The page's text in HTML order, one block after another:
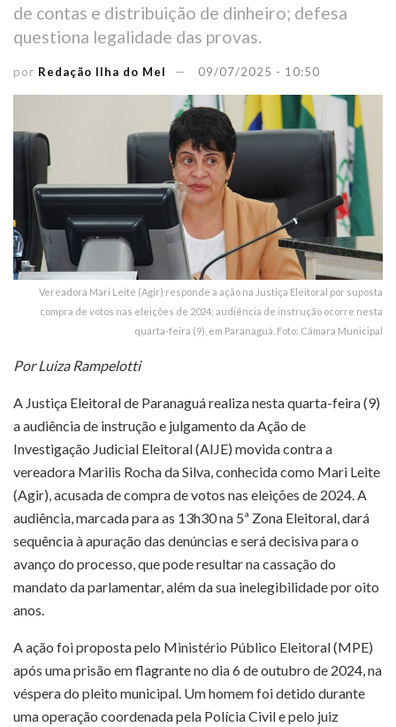
de contas e distribuição de dinheiro; defesa
questiona legalidade das provas.
por Redação Ilha do Mel 09/07/2025 - 10:50
Vereadora Mari Leite (Agir) responde a ação na Justiça Eleitoral por suposta
compra de votos nas eleições de 2024; audiência de instrução ocorre nesta
quarta-feira (9), em Paranaguá. Foto: Câmara Municipal
Por Luiza Rampelotti
A Justiça Eleitoral de Paranaguá realiza nesta quarta-feira (9)
a audiência de instrução e julgamento da Ação de
Investigação Judicial Eleitoral (AIJE) movida contra a
vereadora Marilis Rocha da Silva, conhecida como Mari Leite
(Agir), acusada de compra de votos nas eleições de 2024. A
audiência, marcada para as 13h30 na 5ª Zona Eleitoral, dará
sequência à apuração das denúncias e será decisiva para o
avanço do processo, que pode resultar na cassação do
mandato da parlamentar, além da sua inelegibilidade por oito
anos.
A ação foi proposta pelo Ministério Público Eleitoral (MPE)
após uma prisão em flagrante no dia 6 de outubro de 2024, na
véspera do pleito municipal. Um homem foi detido durante
uma operação coordenada pela Polícia Civil e pelo juiz